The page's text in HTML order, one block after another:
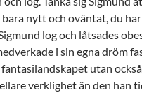
nytt och oväntat, du
log och låtsades
i sin egna dröm
utan
verklighet än den han